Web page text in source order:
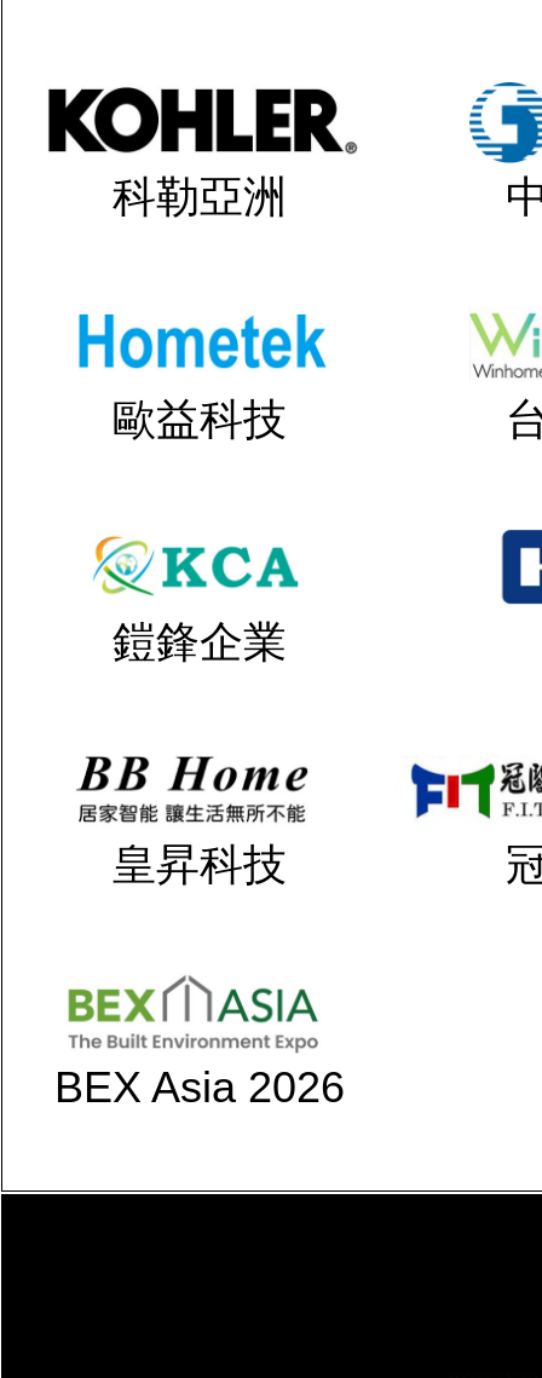
科勒亞洲
歐益科技
鎧鋒企業
皇昇科技
BEX Asia 2026